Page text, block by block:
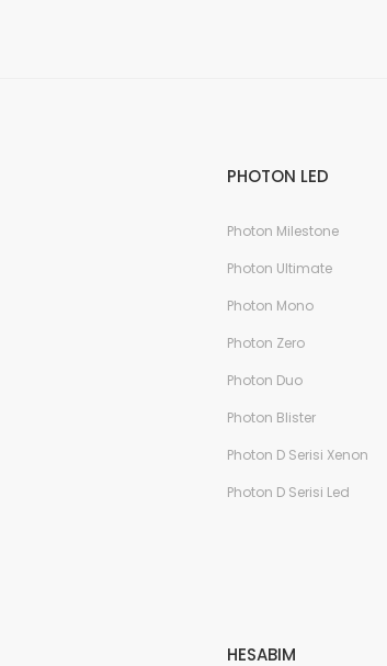
PHOTON LED
Photon Milestone
Photon Ultimate
Photon Mono
Photon Zero
Photon Duo
Photon Blister
Photon D Serisi Xenon
Photon D Serisi Led
HESABIM